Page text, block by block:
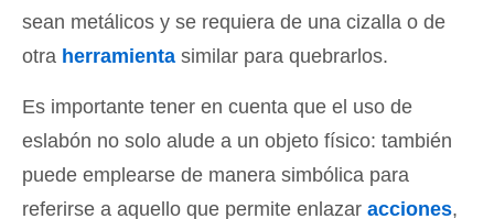
sean metálicos y se requiera de una cizalla o de
otra herramienta similar para quebrarlos.
Es importante tener en cuenta que el uso de
eslabón no solo alude a un objeto físico: también
puede emplearse de manera simbólica para
referirse a aquello que permite enlazar acciones,